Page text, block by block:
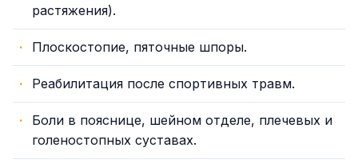
растяжения).
Плоскостопие, пяточные шпоры.
Реабилитация после спортивных травм.
Боли в пояснице, шейном отделе, плечевых и
голеностопных суставах.